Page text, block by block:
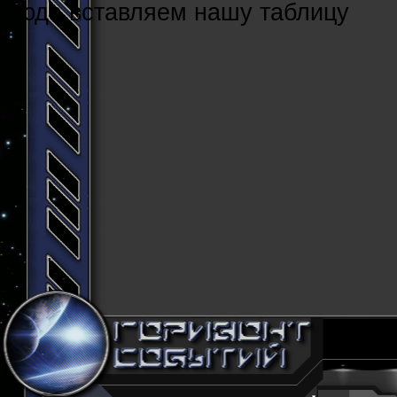
Cюда вставляем нашу таблицу